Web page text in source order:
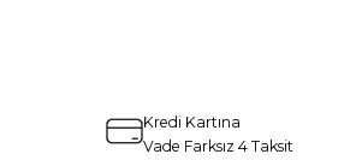
Kredi Kartına
Vade Farksız 4 Taksit